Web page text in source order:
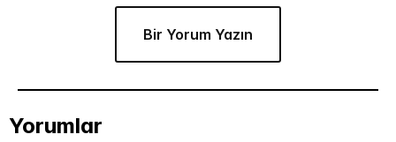
Bir Yorum Yazın